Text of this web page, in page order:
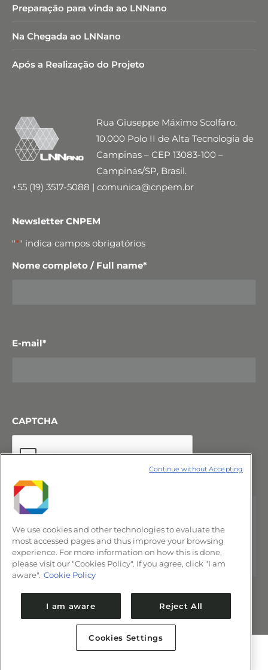
Preparação para vinda ao LNNano
Na Chegada ao LNNano
Após a Realização do Projeto
Rua Giuseppe Máximo Scolfaro,
10.000 Polo II de Alta Tecnologia de
Campinas – CEP 13083-100 –
Campinas/SP, Brasil.
+55 (19) 3517-5088 | comunica@cnpem.br
Newsletter CNPEM
"*" indica campos obrigatórios
Nome completo / Full name*
E-mail*
CAPTCHA
We use cookies and other technologies to evaluate the
most accessed pages and thus improve your browsing
experience. For more information on how this is done,
please visit our "Cookies Policy". If you agree, click "I am
aware". Cookie Policy
I am aware Reject All
Cookies Settings
Continue without Accepting